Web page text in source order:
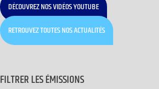
DÉCOUVREZ NOS VIDÉOS YOUTUBE
RETROUVEZ TOUTES NOS ACTUALITÉS
FILTRER LES ÉMISSIONS